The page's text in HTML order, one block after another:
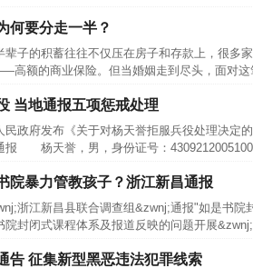
何要分走一半？
的积蓄往往不仅压在房子和存款上，很多
高额的商业保险。但当婚姻走到尽头，面对这
当地通报五项惩戒处理
府发布《关于对杨天誉拒服兵役处理决定
报 杨天誉，男，身份证号：
院暴力管教孩子？浙江新昌通报
江新昌县联合调查组&zwnj;通报"如是书院
院封闭式课程体系及报道反映的问题开展
告 征集新型黑恶违法犯罪线索